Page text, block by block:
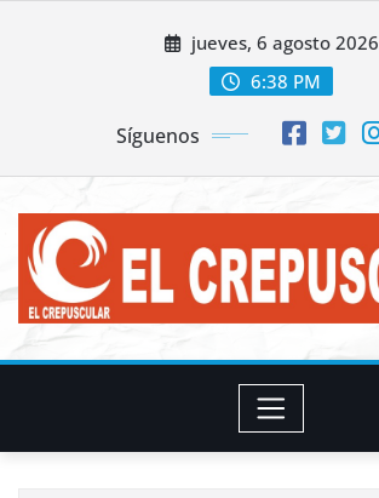
jueves, 6 agosto 2026
6:38 PM
Síguenos